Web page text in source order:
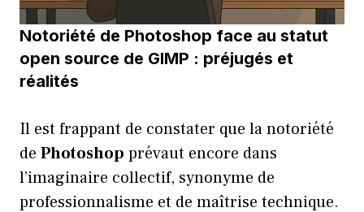
Notoriété de Photoshop face au statut
open source de GIMP : préjugés et
réalités
Il est frappant de constater que la notoriété
de Photoshop prévaut encore dans
l’imaginaire collectif, synonyme de
professionnalisme et de maîtrise technique.